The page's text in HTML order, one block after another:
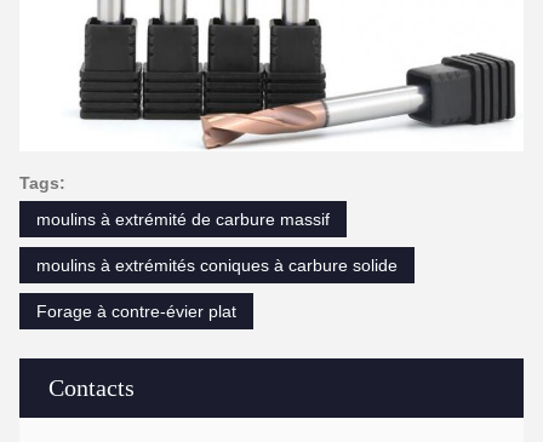
Contacts
Tags:
moulins à extrémité de carbure massif
moulins à extrémités coniques à carbure solide
Forage à contre-évier plat